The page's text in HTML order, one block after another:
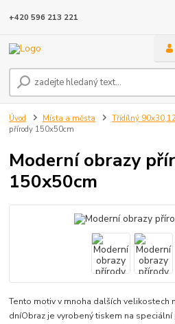
+420 596 213 221
Úvod Místa a města Třídílný
přírody 150x50cm
Moderní obrazy
150x50cm
Tento motiv v mnoha dalších velikostech
dníObraz je vyrobený tiskem na